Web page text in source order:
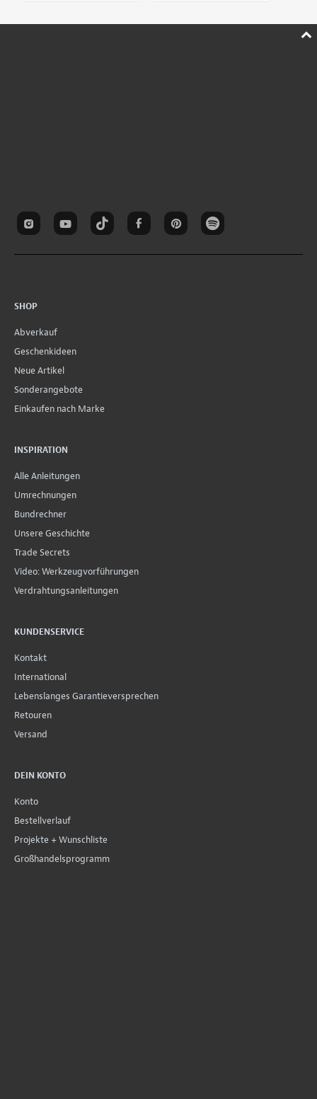
SHOP
Abverkauf
Geschenkideen
Neue Artikel
Sonderangebote
Einkaufen nach Marke
INSPIRATION
Alle Anleitungen
Umrechnungen
Bundrechner
Unsere Geschichte
Trade Secrets
Video: Werkzeugvorführungen
Verdrahtungsanleitungen
KUNDENSERVICE
Kontakt
International
Lebenslanges Garantieversprechen
Retouren
Versand
DEIN KONTO
Konto
Bestellverlauf
Projekte + Wunschliste
Großhandelsprogramm